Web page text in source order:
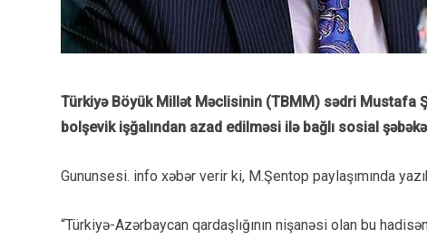
Türkiyə Böyük Millət Məclisinin (TBMM) sədri Mustafa
bolşevik işğalından azad edilməsi ilə bağlı sosial
Gununsesi. info xəbər verir ki, M.Şentop paylaşımında
“Türkiyə-Azərbaycan qardaşlığının nişanəsi olan bu